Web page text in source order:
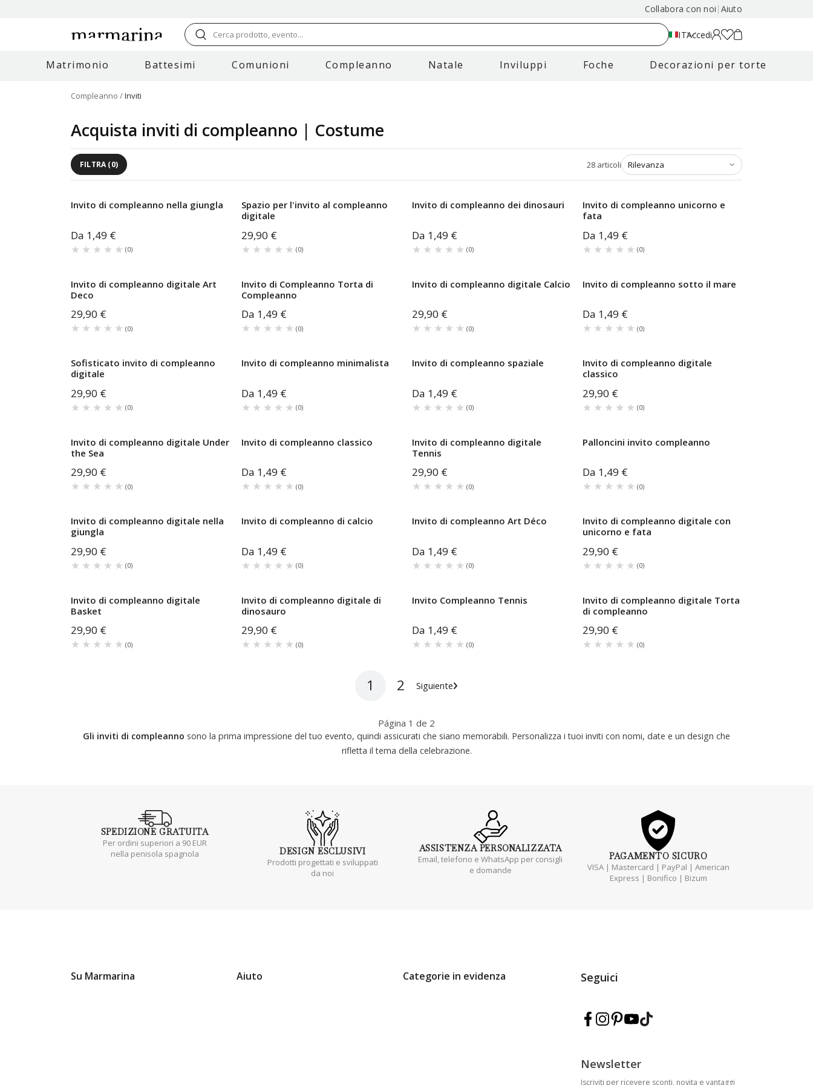
Collabora con noi | Aiuto
Cerca prodotto, evento... ITAccedi
Matrimonio Battesimi Comunioni Compleanno Natale Inviluppi Foche Decorazioni per torte
Compleanno Inviti
Acquista inviti di compleanno | Costume
FILTRA(0) 28 articoli
Invito di compleanno nella giungla
Da 1,49 €
★★★★★
★★★★★ (0)
Spazio per l'invito al compleanno
digitale
29,90 €
★★★★★
★★★★★ (0)
Invito di compleanno dei dinosauri
Da 1,49 €
★★★★★
★★★★★ (0)
Invito di compleanno unicorno e
fata
Da 1,49 €
★★★★★
★★★★★ (0)
Invito di compleanno digitale Art
Deco
29,90 €
★★★★★
★★★★★ (0)
Invito di Compleanno Torta di
Compleanno
Da 1,49 €
★★★★★
★★★★★ (0)
Invito di compleanno digitale Calcio
29,90 €
★★★★★
★★★★★ (0)
Invito di compleanno sotto il mare
Da 1,49 €
★★★★★
★★★★★ (0)
Sofisticato invito di compleanno
digitale
29,90 €
★★★★★
★★★★★ (0)
Invito di compleanno minimalista
Da 1,49 €
★★★★★
★★★★★ (0)
Invito di compleanno spaziale
Da 1,49 €
★★★★★
★★★★★ (0)
Invito di compleanno digitale
classico
29,90 €
★★★★★
★★★★★ (0)
Invito di compleanno digitale Under
the Sea
29,90 €
★★★★★
★★★★★ (0)
Invito di compleanno classico
Da 1,49 €
★★★★★
★★★★★ (0)
Invito di compleanno digitale
Tennis
29,90 €
★★★★★
★★★★★ (0)
Palloncini invito compleanno
Da 1,49 €
★★★★★
★★★★★ (0)
Invito di compleanno digitale nella
giungla
29,90 €
★★★★★
★★★★★ (0)
Invito di compleanno di calcio
Da 1,49 €
★★★★★
★★★★★ (0)
Invito di compleanno Art Déco
Da 1,49 €
★★★★★
★★★★★ (0)
Invito di compleanno digitale con
unicorno e fata
29,90 €
★★★★★
★★★★★ (0)
Invito di compleanno digitale
Basket
29,90 €
★★★★★
★★★★★ (0)
Invito di compleanno digitale di
dinosauro
29,90 €
★★★★★
★★★★★ (0)
Invito Compleanno Tennis
Da 1,49 €
★★★★★
★★★★★ (0)
Invito di compleanno digitale Torta
di compleanno
29,90 €
★★★★★
★★★★★ (0)
1 2 Siguiente›
Página 1 de 2
Gli inviti di compleanno sono la prima impressione del tuo evento, quindi assicurati che siano memorabili. Personalizza i tuoi inviti con nomi, date e un design che
rifletta il tema della celebrazione.
SPEDIZIONEGRATUITA
Per ordini superiori a 90 EUR
nella penisola spagnola
DESIGNESCLUSIVI
Prodotti progettati e sviluppati
da noi
ASSISTENZAPERSONALIZZATA
Email, telefono e WhatsApp per consigli
e domande
PAGAMENTO SICURO
VISA | Mastercard | PayPal | American
Express | Bonifico | Bizum
Su Marmarina Aiuto Categorie in evidenza
Newsletter
Iscriviti per ricevere sconti, novita e vantaggi
Seguici
Segui Marmarina su Facebook
Segui Marmarina su Instagram
Segui Marmarina su Pinterest
Segui Marmarina su YouTube
Segui Marmarina su TikTok